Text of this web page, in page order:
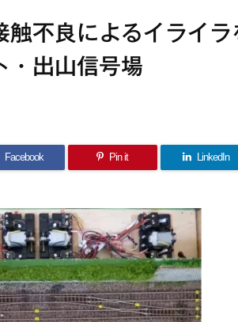
触不良によるイライ
・出山信号場
Facebook Pin it LinkedIn